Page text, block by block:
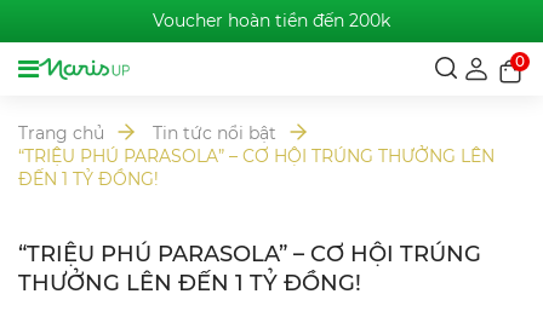
Voucher hoàn tiền đến 200k
0
Trang chủ
Tin tức nổi bật
“TRIỆU PHÚ PARASOLA” – CƠ HỘI TRÚNG THƯỞNG LÊN
ĐẾN 1 TỶ ĐỒNG!
“TRIỆU PHÚ PARASOLA” – CƠ HỘI TRÚNG
THƯỞNG LÊN ĐẾN 1 TỶ ĐỒNG!